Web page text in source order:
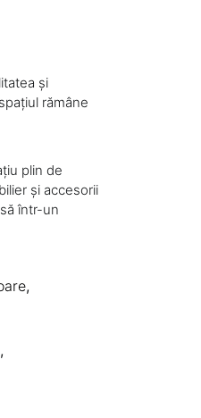
și
rămâne
plin de
și accesorii
într-un
,
,